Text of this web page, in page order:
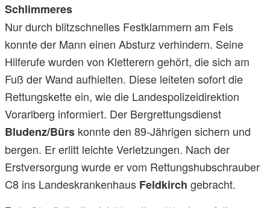
Schlimmeres
Nur durch blitzschnelles Festklammern am Fels
konnte der Mann einen Absturz verhindern. Seine
Hilferufe wurden von Kletterern gehört, die sich am
Fuß der Wand aufhielten. Diese leiteten sofort die
Rettungskette ein, wie die Landespolizeidirektion
Vorarlberg informiert. Der Bergrettungsdienst
Bludenz/Bürs konnte den 89-Jährigen sichern und
bergen. Er erlitt leichte Verletzungen. Nach der
Erstversorgung wurde er vom Rettungshubschrauber
C8 ins Landeskrankenhaus Feldkirch gebracht.